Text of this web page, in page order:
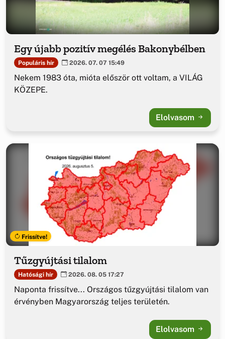
Egy újabb pozitív megélés Bakonybélben
Populáris hír 2026. 07. 07 15:49
Nekem 1983 óta, mióta először ott voltam, a VILÁG
KÖZEPE.
Elolvasom
Frissítve!
Tűzgyújtási tilalom
Hatósági hír 2026. 08. 05 17:27
Naponta frissítve... Országos tűzgyújtási tilalom van
érvényben Magyarország teljes területén.
Elolvasom